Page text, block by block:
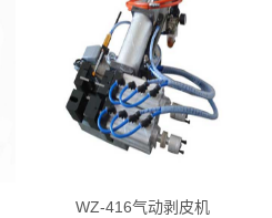
WZ-416气动剥皮机